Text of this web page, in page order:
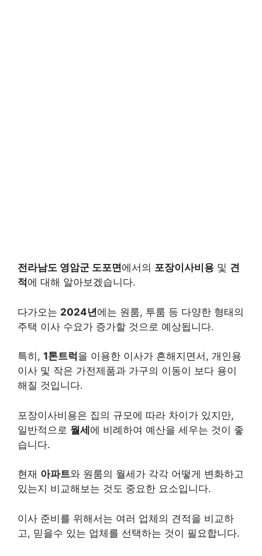
전라남도 영암군 도포면에서의 포장이사비용 및 견
적 에 대해 알아보겠습니다.
다가오는 2024년에는 원룸, 투룸 등 다양한 형태의
주택 이사 수요가 증가할 것으로 예상됩니다.
특히, 1톤트럭 을 이용한 이사가 흔해지면서, 개인용
이사 및 작은 가전제품과 가구의 이동이 보다 용이
해질 것입니다.
포장이사비용은 집의 규모에 따라 차이가 있지만,
일반적으로 월세에 비례하여 예산을 세우는 것이 좋
습니다.
현재 아파트와 원룸의 월세가 각각 어떻게 변화하고
있는지 비교해보는 것도 중요한 요소입니다.
이사 준비를 위해서는 여러 업체의 견적을 비교하
고, 믿을수 있는 업체를 선택하는 것이 필요합니다.